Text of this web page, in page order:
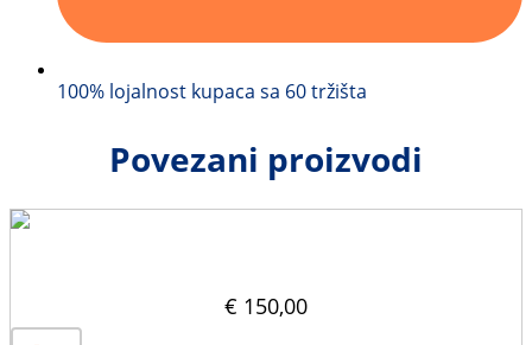
100% lojalnost kupaca sa 60 tržišta
Povezani proizvodi
€ 150,00